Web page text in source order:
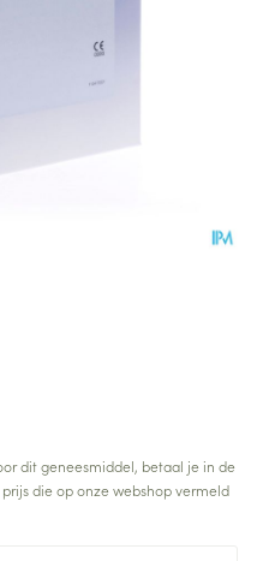
dit geneesmiddel, betaal je in de
die op onze webshop vermeld